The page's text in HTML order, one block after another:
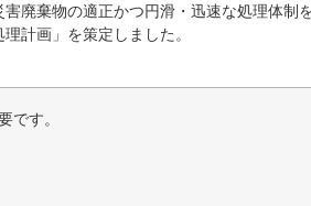
廃棄物の適正かつ円滑・迅速な処理体制
計画」を策定しました。
です。